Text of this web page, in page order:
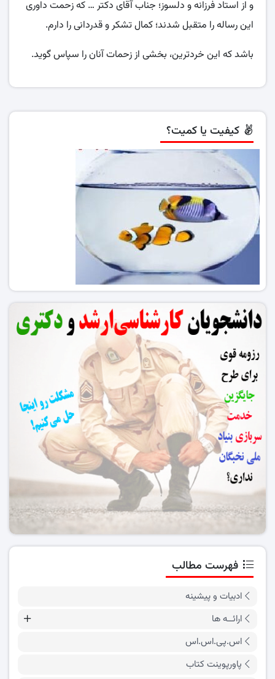
و از استاد فرزانه و دلسوز؛ جناب آقای دکتر … که زحمت داوری
این رساله را متقبل شدند؛ کمال تشکر و قدردانی را دارم.
باشد که این خردترین، بخشی از زحمات آنان را سپاس گوید.
کیفیت یا کمیت؟
فهرست مطالب
ادبیات و پیشینه
ارائــه ها
اس.پی.اس.اس
پاورپوینت کتاب